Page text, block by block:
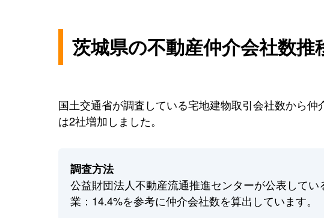
茨城県の不動産仲介会社数推
国土交通省が調査している宅地建物取引会社数から
は2社増加しました。
調査方法
公益財団法人不動産流通推進センターが公表してい
業：14.4%を参考に仲介会社数を算出しています。